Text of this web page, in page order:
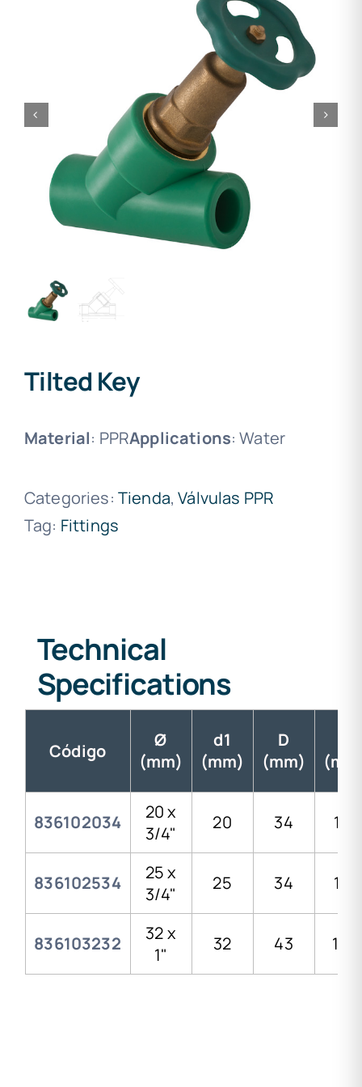
Tilted Key
Material: PPRApplications: Water
Categories: Tienda,Válvulas PPR
Tag: Fittings
Technical
Specifications
Código
Ø
(mm)
d1
(mm)
D
(mm)
836102034
20 x
3/4"
20 34 119
836102534
25 x
3/4"
25 34 119
836103232
32 x
1"
32 43 134